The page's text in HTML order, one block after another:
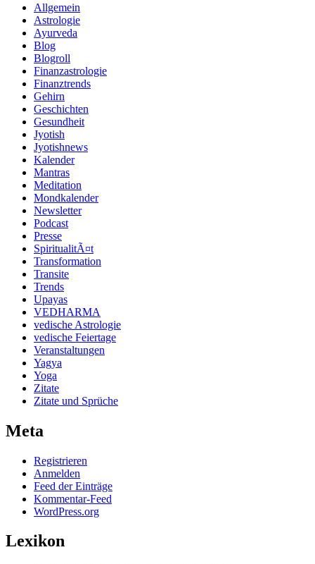
Allgemein
Astrologie
Ayurveda
Blog
Blogroll
Finanzastrologie
Finanztrends
Gehirn
Geschichten
Gesundheit
Jyotish
Jyotishnews
Kalender
Mantras
Meditation
Mondkalender
Newsletter
Podcast
Presse
SpiritualitÃ¤t
Transformation
Transite
Trends
Upayas
VEDHARMA
vedische Astrologie
vedische Feiertage
Veranstaltungen
Yagya
Yoga
Zitate
Zitate und Sprüche
Meta
Registrieren
Anmelden
Feed der Einträge
Kommentar-Feed
WordPress.org
Lexikon